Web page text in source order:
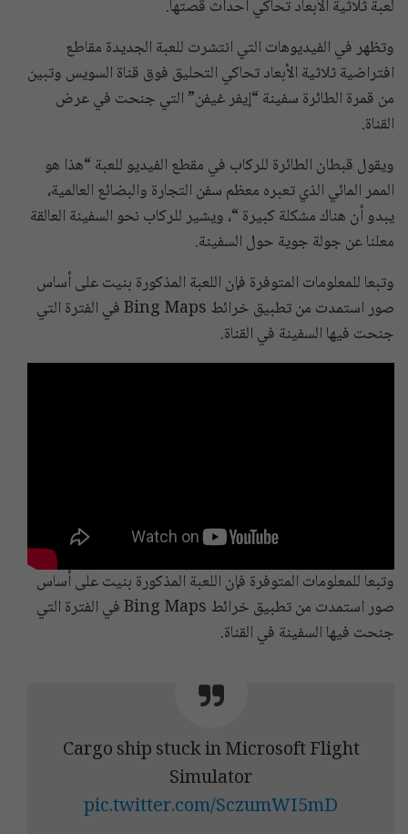
لعبة ثلاثية الأبعاد تحاكي أحداث قصتها.
وتظهر في الفيديوهات التي انتشرت للعبة الجديدة مقاطع
افتراضية ثلاثية الأبعاد تحاكي التحليق فوق قناة السويس وتبين
من قمرة الطائرة سفينة “إيفر غيفن” التي جنحت في عرض
القناة.
ويقول قبطان الطائرة للركاب في مقطع الفيديو للعبة “هذا هو
الممر المائي الذي تعبره معظم سفن التجارة والبضائع العالمية،
يبدو أن هناك مشكلة كبيرة “، ويشير للركاب نحو السفينة العالقة
معلنا عن جولة جوية حول السفينة.
وتبعا للمعلومات المتوفرة فإن اللعبة المذكورة بنيت على أساس
صور استمدت من تطبيق خرائط Bing Maps في الفترة التي
جنحت فيها السفينة في القناة.
وتبعا للمعلومات المتوفرة فإن اللعبة المذكورة بنيت على أساس
صور استمدت من تطبيق خرائط Bing Maps في الفترة التي
جنحت فيها السفينة في القناة.
Cargo ship stuck in Microsoft Flight
Simulator
pic.twitter.com/SczumWI5mD